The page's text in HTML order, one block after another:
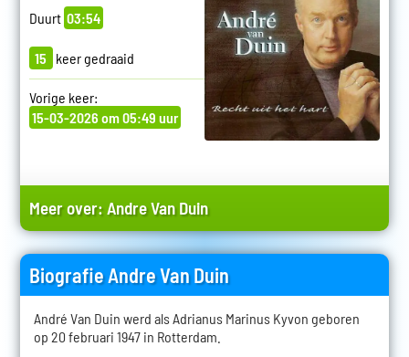
Duurt 03:54
15 keer gedraaid
Vorige keer:
15-03-2026 om 05:49 uur
Meer over:Andre Van Duin
Biografie Andre Van Duin
André Van Duin werd als Adrianus Marinus Kyvon geboren
op 20 februari 1947 in Rotterdam.